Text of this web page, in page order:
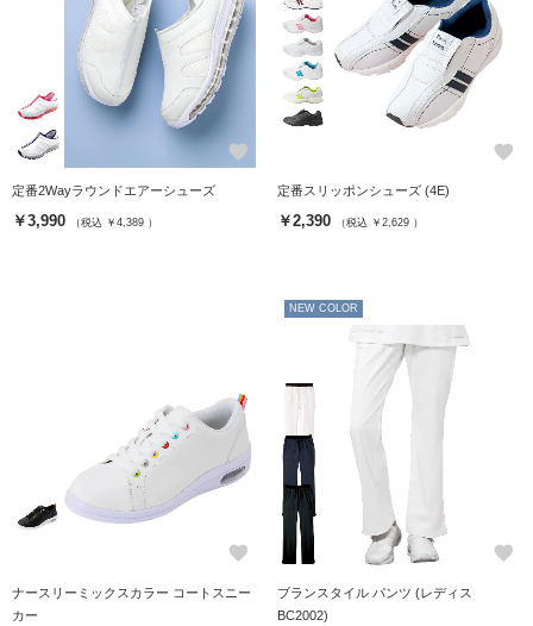
favorite
定番2Wayラウンドエアーシューズ
￥3,990 （税込 ￥4,389 ）
favorite
定番スリッポンシューズ (4E)
￥2,390 （税込 ￥2,629 ）
favorite
ナースリーミックスカラー コートスニー
カー
NEW COLOR
favorite
ブランスタイル パンツ (レディス
BC2002)